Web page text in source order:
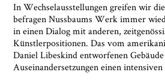
In Wechselausstellungen greifen wir
befragen Nussbaums Werk immer
in einen Dialog mit anderen,
Künstlerpositionen. Das vom
Daniel Libeskind entworfenen
Auseinandersetzungen einen